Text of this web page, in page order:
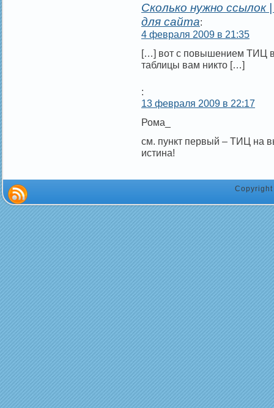
Сколько нужно
для сайта:
4 февраля 2009 в 21:35
[…] вот с повышением ТИЦ
таблицы вам никто […]
:
13 февраля 2009 в 22:17
Рома_
см. пункт первый – ТИЦ на
истина!